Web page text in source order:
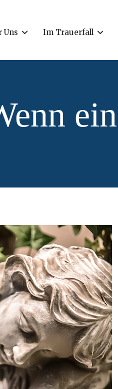
Uns Im Trauerfall